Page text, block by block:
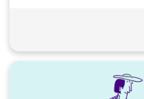
vakgebied en versterkt de
toekomstbestendig te
klimaatdoelstellingen te